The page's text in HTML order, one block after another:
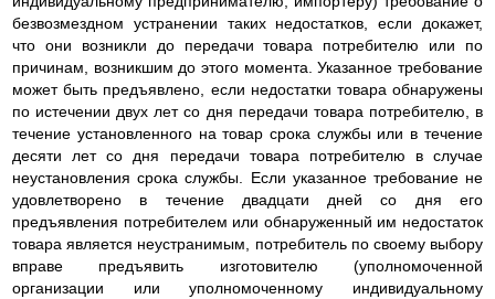
безвозмездном устранении таких недостатков, если докажет,
что они возникли до передачи товара потребителю или по
причинам, возникшим до этого момента. Указанное требование
может быть предъявлено, если недостатки товара обнаружены
по истечении двух лет со дня передачи товара потребителю, в
течение установленного на товар срока службы или в течение
десяти лет со дня передачи товара потребителю в случае
неустановления срока службы. Если указанное требование не
удовлетворено в течение двадцати дней со дня его
предъявления потребителем или обнаруженный им недостаток
товара является неустранимым, потребитель по своему выбору
вправе предъявить изготовителю (уполномоченной
организации или уполномоченному индивидуальному